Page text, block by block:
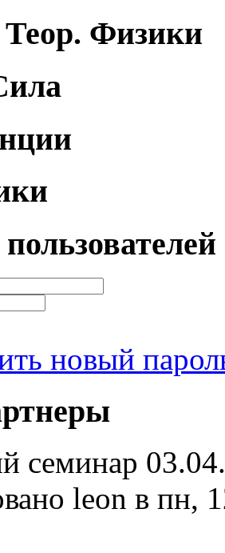
Физики
новый
семинар
leon в пн,